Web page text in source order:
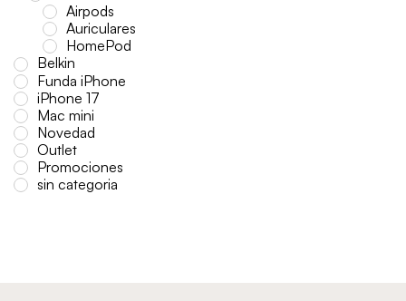
Airpods
Auriculares
HomePod
Belkin
Funda iPhone
iPhone 17
Mac mini
Novedad
Outlet
Promociones
sin categoria